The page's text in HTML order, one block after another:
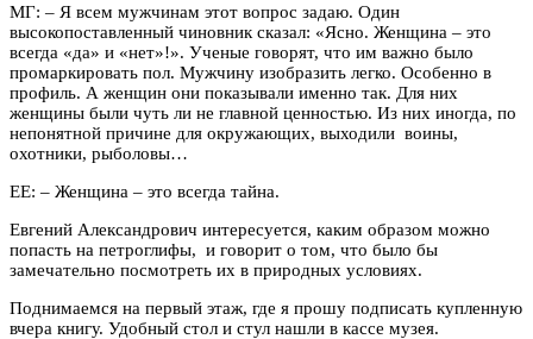
МГ: – Я всем мужчинам этот вопрос задаю. Один
высокопоставленный чиновник сказал: «Ясно. Женщина – это
всегда «да» и «нет»!». Ученые говорят, что им важно было
промаркировать пол. Мужчину изобразить легко. Особенно в
профиль. А женщин они показывали именно так. Для них
женщины были чуть ли не главной ценностью. Из них иногда, по
непонятной причине для окружающих, выходили воины,
охотники, рыболовы…
ЕЕ: – Женщина – это всегда тайна.
Евгений Александрович интересуется, каким образом можно
попасть на петроглифы, и говорит о том, что было бы
замечательно посмотреть их в природных условиях.
Поднимаемся на первый этаж, где я прошу подписать купленную
вчера книгу. Удобный стол и стул нашли в кассе музея.